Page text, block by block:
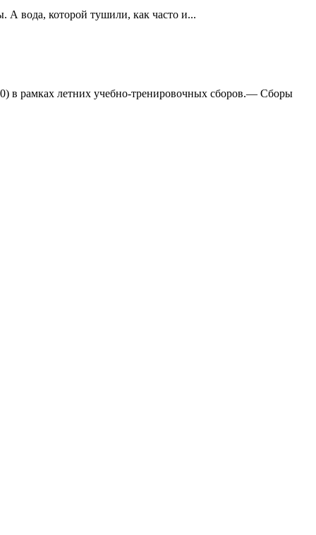
вода, которой тушили, как часто и...
в рамках летних учебно-тренировочных сборов.— Сборы